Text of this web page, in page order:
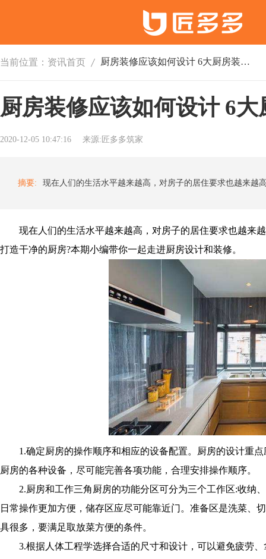
当前位置： 资讯首页 厨房装修应该如何设计 6大厨房装修攻略解析
厨房装修应该如何设计 6
2020-12-05 10:47:16 来源:匠多多筑家
摘要:
现在人们的生活水平越来越高，对房子的居住要求也越来
打造干净的厨房?本期小编带你一起走进厨房设计和装修。
1.确定厨房的操作顺序和相应的设备配置。厨房的设计重点
厨房的各种设备，尽可能完善各项功能，合理安排操作顺序。
2.厨房和工作三角厨房的功能分区可分为三个工作区:收纳
日常操作更加方便，储存区应尽可能靠近门。准备区是洗菜、
具很多，要满足取放菜方便的条件。
3.根据人体工程学选择合适的尺寸和设计，可以避免疲劳、